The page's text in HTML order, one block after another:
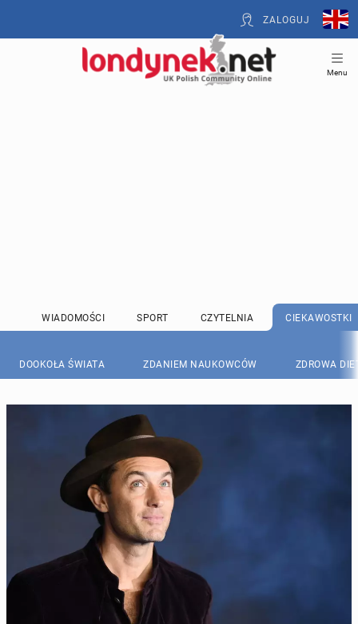
ZALOGUJ
Menu
WIADOMOŚCI SPORT CZYTELNIA CIEKAWOSTKI
DOOKOŁA ŚWIATA ZDANIEM NAUKOWCÓW ZDROWA